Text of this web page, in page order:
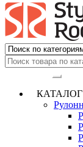
КАТАЛОГ